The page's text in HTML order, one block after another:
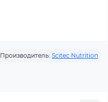
Производитель: Scitec Nutrition